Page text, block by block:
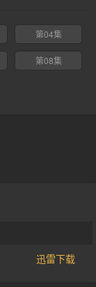
第04集
第08集
迅雷下载